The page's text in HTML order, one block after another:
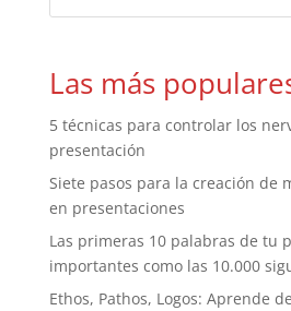
Las más
5 técnicas para controlar los
presentación
Siete pasos para la creación de
en presentaciones
Las primeras 10 palabras de tu
importantes como las 10.000
Ethos, Pathos, Logos: Aprende